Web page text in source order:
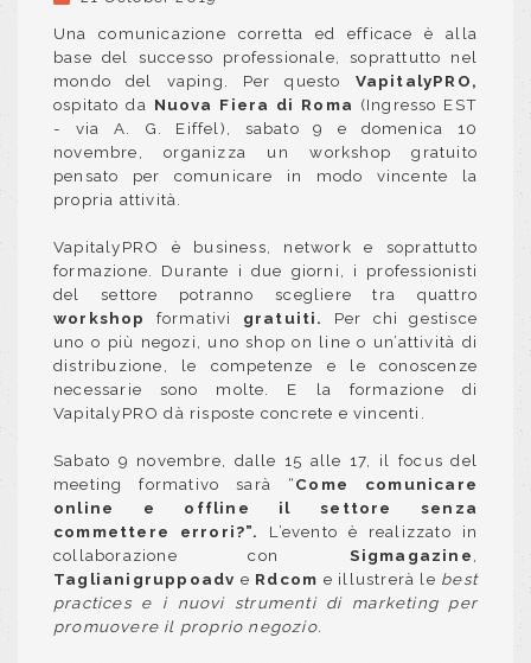
Una comunicazione corretta ed efficace è alla
base del successo professionale, soprattutto nel
mondo del vaping. Per questo VapitalyPRO,
ospitato da Nuova Fiera di Roma (Ingresso EST
- via A. G. Eiffel),
sabato 9 e domenica 10
novembre, organizza un workshop gratuito
pensato per comunicare in modo vincente la
propria attività.
VapitalyPRO è business, network e soprattutto
formazione. Durante i due giorni, i professionisti
del settore potranno scegliere tra quattro
workshop formativi gratuiti. Per chi gestisce
uno o più negozi, uno shop on line o un’attività di
distribuzione, le competenze e le conoscenze
necessarie sono molte. E la formazione di
VapitalyPRO dà risposte concrete e vincenti.
Sabato 9 novembre, dalle 15 alle 17, il focus del
meeting formativo sarà “Come comunicare
online e offline il settore senza
commettere errori?”. L’evento è realizzato in
collaborazione con Sigmagazine
Taglianigruppoadv e Rdcom e illustrerà le best
practices e i nuovi strumenti di marketing per
promuovere il proprio negozio.